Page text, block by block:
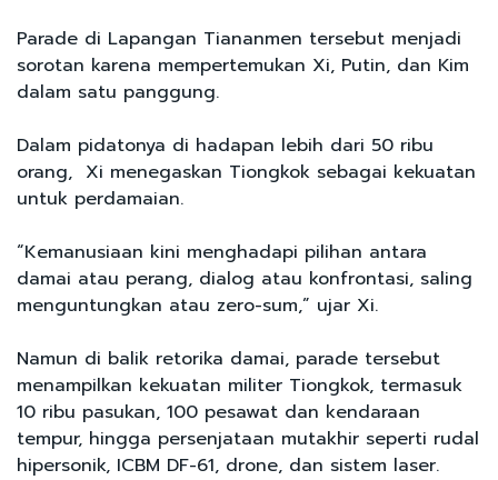
Parade di Lapangan Tiananmen tersebut menjadi
sorotan karena mempertemukan Xi, Putin, dan Kim
dalam satu panggung.
Dalam pidatonya di hadapan lebih dari 50 ribu
orang, Xi menegaskan Tiongkok sebagai kekuatan
untuk perdamaian.
“Kemanusiaan kini menghadapi pilihan antara
damai atau perang, dialog atau konfrontasi, saling
menguntungkan atau zero-sum,” ujar Xi.
Namun di balik retorika damai, parade tersebut
menampilkan kekuatan militer Tiongkok, termasuk
10 ribu pasukan, 100 pesawat dan kendaraan
tempur, hingga persenjataan mutakhir seperti rudal
hipersonik, ICBM DF-61, drone, dan sistem laser.